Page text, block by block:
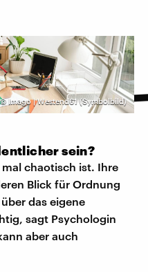
©Imago | Westend61 (Symbolbild)
sein?
chaotisch ist. Ihre
Blick für Ordnung
das eigene
sagt Psychologin
aber auch